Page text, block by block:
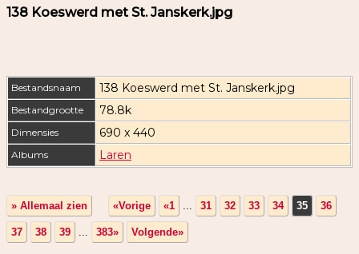
138 Koeswerd met St. Janskerk.jpg
Bestandsnaam 138 Koeswerd met St. Janskerk.jpg
Bestandgrootte 78.8k
Dimensies 690 x 440
Albums Laren
» Allemaal zien «Vorige «1 31 32 33 34 35 36
37 38 39 383» Volgende»